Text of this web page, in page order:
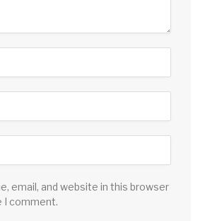
email, and website in this browser
I comment.